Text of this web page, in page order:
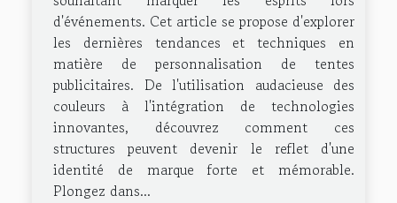
d'événements. Cet article se propose d'explorer
les dernières tendances et techniques en
matière de personnalisation de tentes
publicitaires. De l'utilisation audacieuse des
couleurs à l'intégration de technologies
innovantes, découvrez comment ces
structures peuvent devenir le reflet d'une
identité de marque forte et mémorable.
Plongez dans...